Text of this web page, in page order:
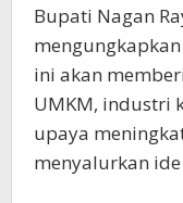
Bupati Nagan
ini akan
UMKM, industri
upaya
menyalurkan